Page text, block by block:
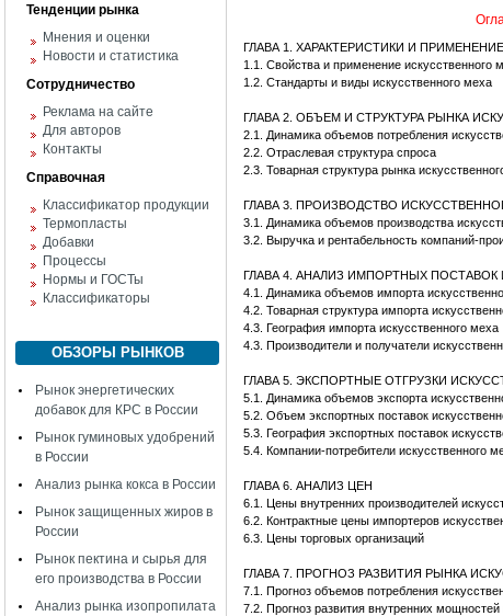
Тенденции рынка
Мнения и оценки
Новости и статистика
Сотрудничество
Реклама на сайте
Для авторов
Контакты
Справочная
Классификатор продукции
Термопласты
Добавки
Процессы
Нормы и ГОСТы
Классификаторы
ОБЗОРЫ РЫНКОВ
Рынок энергетических
добавок для КРС в России
Рынок гуминовых удобрений
в России
Анализ рынка кокса в России
Рынок защищенных жиров в
России
Рынок пектина и сырья для
его производства в России
Анализ рынка изопропилата
ГЛАВА 1. ХАРАКТЕРИСТИКИ И
1.1. Свойства и применение искусственного
1.2. Стандарты и виды искусственного меха
ГЛАВА 2. ОБЪЕМ И СТРУКТУРА РЫНКА
2.1. Динамика объемов потребления
2.2. Отраслевая структура спроса
2.3. Товарная структура рынка
ГЛАВА 3. ПРОИЗВОДСТВО
3.1. Динамика объемов производства
3.2. Выручка и рентабельность компаний-
ГЛАВА 4. АНАЛИЗ ИМПОРТНЫХ
4.1. Динамика объемов импорта
4.2. Товарная структура импорта
4.3. География импорта искусственного меха
4.3. Производители и получатели
ГЛАВА 5. ЭКСПОРТНЫЕ ОТГРУЗКИ
5.1. Динамика объемов экспорта
5.2. Объем экспортных поставок
5.3. География экспортных поставок
5.4. Компании-потребители искусственного
ГЛАВА 6. АНАЛИЗ ЦЕН
6.1. Цены внутренних производителей
6.2. Контрактные цены импортеров
6.3. Цены торговых организаций
ГЛАВА 7. ПРОГНОЗ РАЗВИТИЯ РЫНКА
7.1. Прогноз объемов потребления
7.2. Прогноз развития внутренних